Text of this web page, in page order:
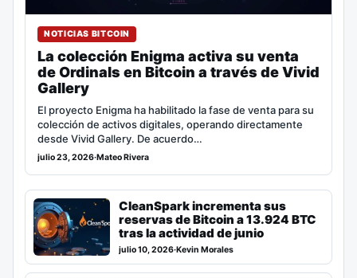
NOTICIAS BITCOIN
La colección Enigma activa su venta
de Ordinals en Bitcoin a través de Vivid
Gallery
El proyecto Enigma ha habilitado la fase de venta para su
colección de activos digitales, operando directamente
desde Vivid Gallery. De acuerdo…
julio 23, 2026·Mateo Rivera
CleanSpark incrementa sus
reservas de Bitcoin a 13.924 BTC
tras la actividad de junio
julio 10, 2026·Kevin Morales